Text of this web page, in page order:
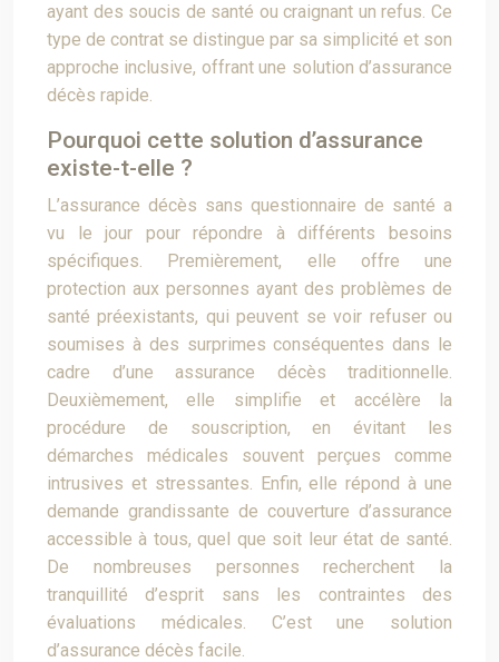
ayant des soucis de santé ou craignant un refus. Ce
type de contrat se distingue par sa simplicité et son
approche inclusive, offrant une solution d’assurance
décès rapide.
Pourquoi cette solution d’assurance
existe-t-elle ?
L’assurance décès sans questionnaire de santé a
vu le jour pour répondre à différents besoins
spécifiques. Premièrement, elle offre une
protection aux personnes ayant des problèmes de
santé préexistants, qui peuvent se voir refuser ou
soumises à des surprimes conséquentes dans le
cadre d’une assurance décès traditionnelle.
Deuxièmement, elle simplifie et accélère la
procédure de souscription, en évitant les
démarches médicales souvent perçues comme
intrusives et stressantes. Enfin, elle répond à une
demande grandissante de couverture d’assurance
accessible à tous, quel que soit leur état de santé.
De nombreuses personnes recherchent la
tranquillité d’esprit sans les contraintes des
évaluations médicales. C’est une solution
d’assurance décès facile.